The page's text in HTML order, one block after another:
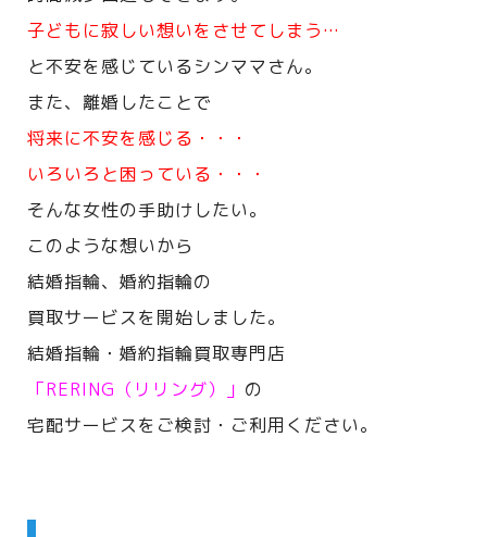
子どもに寂しい想いをさせてしまう…
と不安を感じているシンママさん。
また、離婚したことで
将来に不安を感じる・・・
いろいろと困っている・・・
そんな女性の手助けしたい。
このような想いから
結婚指輪、婚約指輪の
買取サービスを開始しました。
結婚指輪・婚約指輪買取専門店
「RERING（リリング）」 の
宅配サービスをご検討・ご利用ください。